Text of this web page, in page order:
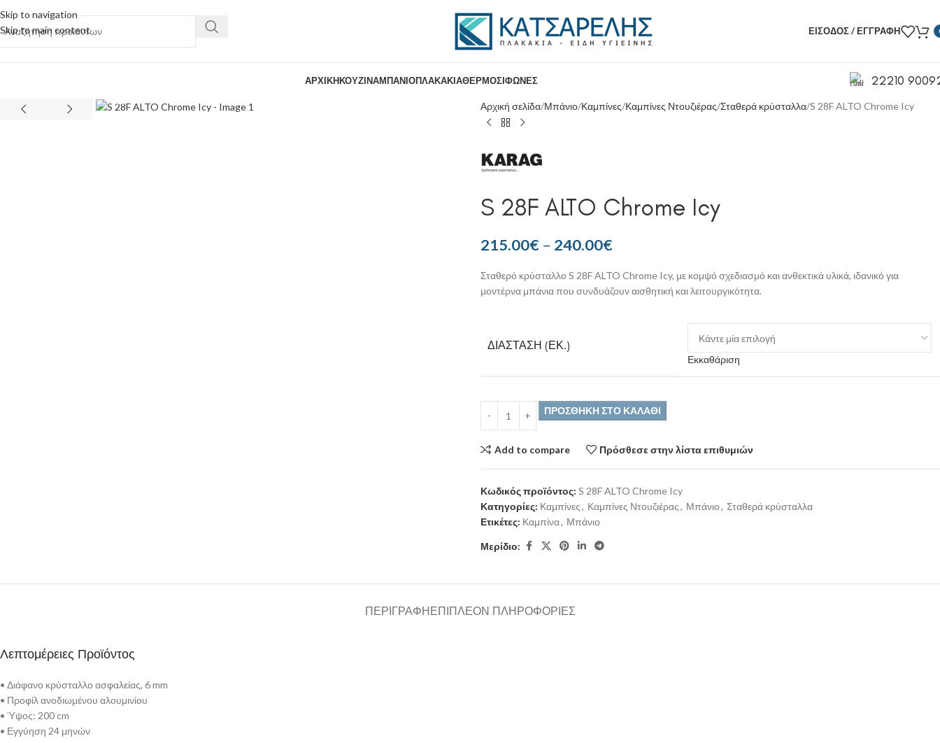
Skip to navigation
Skip to main content
ΕΊΣΟΔΟΣ / ΕΓΓΡΑΦΉ
ΑΡΧΙΚΉΚΟΥΖΊΝΑΜΠΆΝΙΟΠΛΑΚΆΚΙΑΘΕΡΜΟΣΊΦΩΝΕΣ 22210
Αρχική σελίδα Μπάνιο Καμπίνες Καμπίνες Ντουζιέρας Σταθερά κρύσταλλα S 28F ALTO Chrome Icy
S 28F ALTO Chrome Icy
215.00€ – 240.00€
Σταθερό κρύσταλλο S 28F ALTO Chrome Icy, με κομψό σχεδιασμό και ανθεκτικά υλικά, ιδανικό για
μοντέρνα μπάνια που συνδυάζουν αισθητική και λειτουργικότητα.
ΔΙΆΣΤΑΣΗ (ΕΚ.)
Εκκαθάριση
ΠΡΟΣΘΉΚΗ ΣΤΟ ΚΑΛΆΘΙ
Add to compare Πρόσθεσε στην λίστα επιθυμιών
Κωδικός προϊόντος: S 28F ALTO Chrome Icy
Κατηγορίες: Καμπίνες, Καμπίνες Ντουζιέρας, Μπάνιο, Σταθερά κρύσταλλα
Ετικέτες: Καμπίνα, Μπάνιο
Μερίδιο:
ΠΕΡΙΓΡΑΦΉΕΠΙΠΛΈΟΝ ΠΛΗΡΟΦΟΡΊΕΣ
Λεπτομέρειες Προϊόντος
• Διάφανο κρύσταλλο ασφαλείας, 6 mm
• Προφίλ ανοδιωμένου αλουμινίου
• Ύψος: 200 cm
• Εγγύηση 24 μηνών